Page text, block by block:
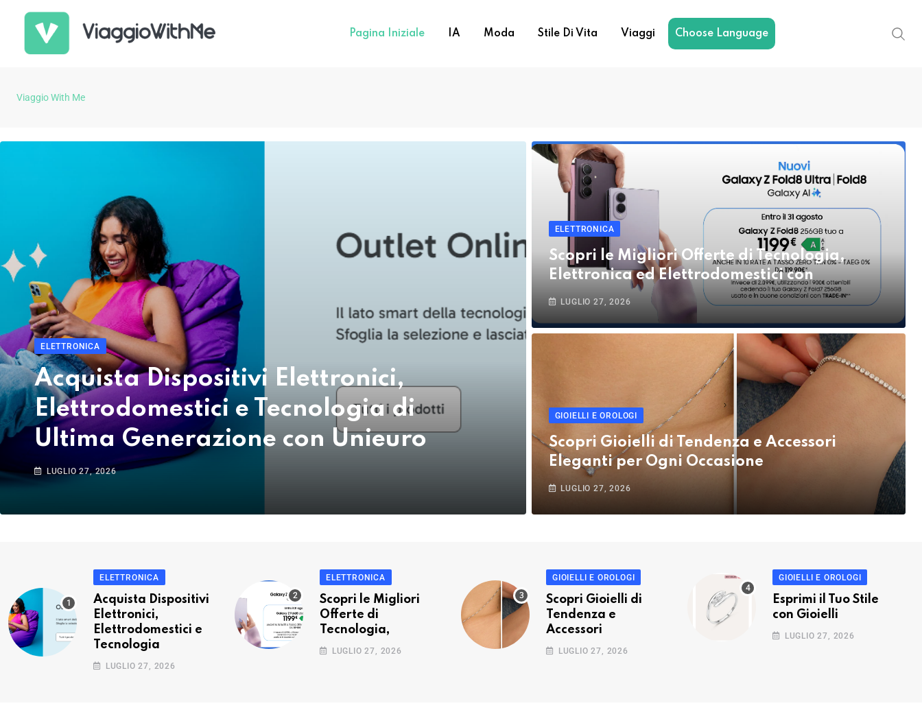
Pagina Iniziale IA Moda Stile Di Vita Viaggi Choose Language
Viaggio With Me
ELETTRONICA
Acquista Dispositivi Elettronici,
Elettrodomestici e Tecnologia di
Ultima Generazione con Unieuro
LUGLIO 27, 2026
ELETTRONICA
Scopri le Migliori Offerte di Tecnologia,
Elettronica ed Elettrodomestici con
LUGLIO 27, 2026
GIOIELLI E OROLOGI
Scopri Gioielli di Tendenza e Accessori
Eleganti per Ogni Occasione
LUGLIO 27, 2026
ELETTRONICA
Acquista Dispositivi
Elettronici,
Elettrodomestici e
Tecnologia
LUGLIO 27, 2026
ELETTRONICA
Scopri le Migliori
Offerte di
Tecnologia,
LUGLIO 27, 2026
GIOIELLI E OROLOGI
Scopri Gioielli di
Tendenza e
Accessori
LUGLIO 27, 2026
GIOIELLI E OROLOGI
Esprimi il Tuo Stile
con Gioielli
LUGLIO 27, 2026